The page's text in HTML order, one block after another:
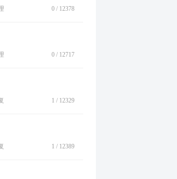
0 / 12378
0 / 12717
1 / 12329
1 / 12389